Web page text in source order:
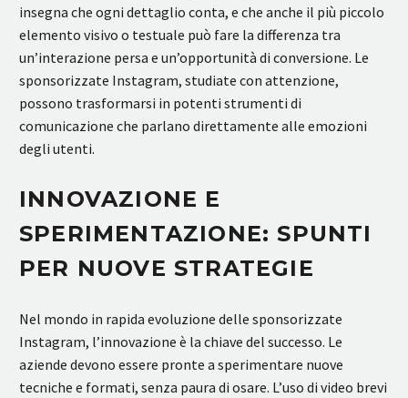
insegna che ogni dettaglio conta, e che anche il più piccolo
elemento visivo o testuale può fare la differenza tra
un’interazione persa e un’opportunità di conversione. Le
sponsorizzate Instagram, studiate con attenzione,
possono trasformarsi in potenti strumenti di
comunicazione che parlano direttamente alle emozioni
degli utenti.
INNOVAZIONE E
SPERIMENTAZIONE: SPUNTI
PER NUOVE STRATEGIE
Nel mondo in rapida evoluzione delle sponsorizzate
Instagram, l’innovazione è la chiave del successo. Le
aziende devono essere pronte a sperimentare nuove
tecniche e formati, senza paura di osare. L’uso di video brevi